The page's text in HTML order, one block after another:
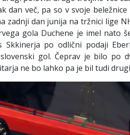
dan več, pa so v svoje
zadnji dan junija na tržnici lige
gola Duchene je imel
Skkinerja po odlični podaji
gol. Čeprav je bilo po
ne bo lahko pa je bil tudi